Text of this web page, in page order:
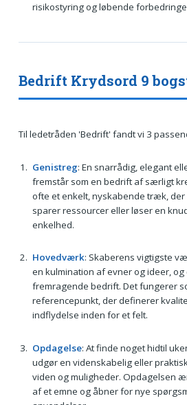
risikostyring og løbende
Bedrift Krydsord 9
Til ledetråden 'Bedrift' fandt vi 3
Genistreg: En snarrådig, elegant
fremstår som en bedrift af særligt
ofte et enkelt, nyskabende træk,
sparer ressourcer eller løser en
enkelhed.
Hovedværk: Skaberens vigtigste
en kulmination af evner og ideer, og
fremragende bedrift. Det fungerer
referencepunkt, der definerer
indflydelse inden for et felt.
Opdagelse: At finde noget hidtil
udgør en videnskabelig eller
viden og muligheder. Opdagelsen
af et emne og åbner for nye